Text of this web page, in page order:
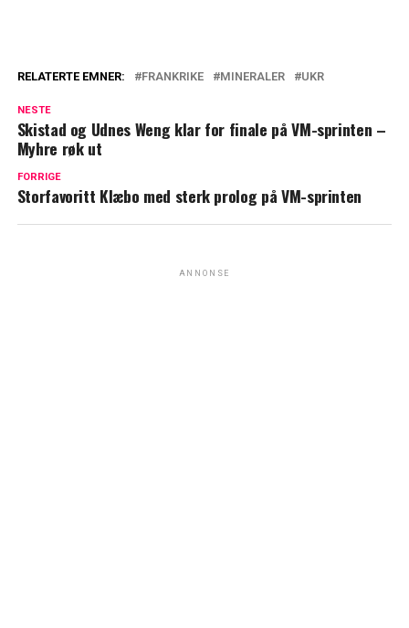
RELATERTE EMNER: FRANKRIKE MINERALER UKR
NESTE
Skistad og Udnes Weng klar for finale på VM-sprinten –
Myhre røk ut
FORRIGE
Storfavoritt Klæbo med sterk prolog på VM-sprinten
ANNONSE